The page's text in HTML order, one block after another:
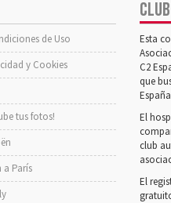
de Uso
y Cookies
tus fotos!
a París
Esta
C2
que
El
club
El